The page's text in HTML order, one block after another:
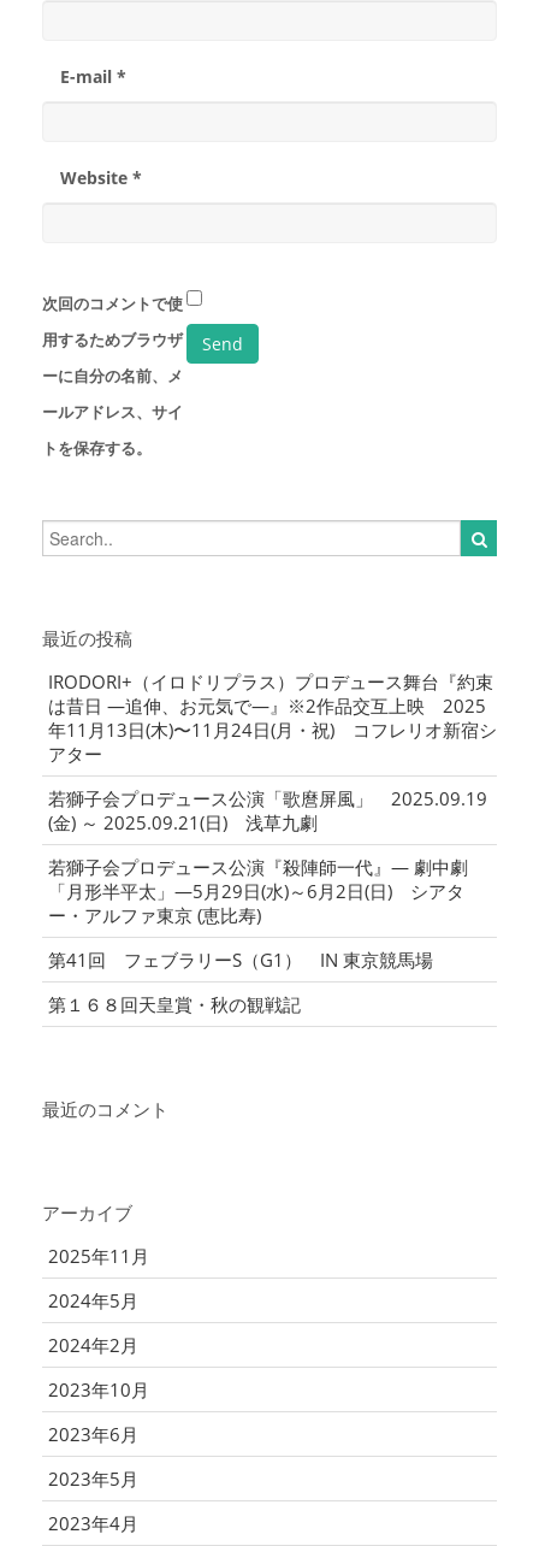
E-mail *
Website *
次回のコメントで使
用するためブラウザ
ーに自分の名前、メ
ールアドレス、サイ
トを保存する。
最近の投稿
IRODORI+（イロドリプラス）プロデュース舞台『約束
は昔日 ―追伸、お元気で―』※2作品交互上映 2025
年11月13日(木)〜11月24日(月・祝) コフレリオ新宿シ
アター
若獅子会プロデュース公演「歌麿屏風」 2025.09.19
(金) ～ 2025.09.21(日) 浅草九劇
若獅子会プロデュース公演『殺陣師一代』― 劇中劇
「月形半平太」―5月29日(水)～6月2日(日) シアタ
ー・アルファ東京 (恵比寿)
第41回 フェブラリーS（G1） IN 東京競馬場
第１６８回天皇賞・秋の観戦記
最近のコメント
アーカイブ
2025年11月
2024年5月
2024年2月
2023年10月
2023年6月
2023年5月
2023年4月